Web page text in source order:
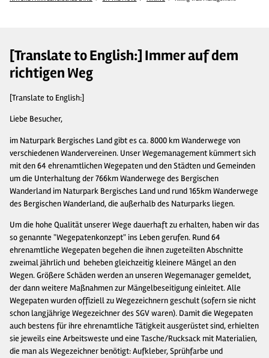
[Translate to English:] Immer auf dem
richtigen Weg
[Translate to English:]
Liebe Besucher,
im Naturpark Bergisches Land gibt es ca. 8000 km Wanderwege von
verschiedenen Wandervereinen. Unser Wegemanagement kümmert sich
mit den 64 ehrenamtlichen Wegepaten und den Städten und Gemeinden
um die Unterhaltung der 766km Wanderwege des Bergischen
Wanderland im Naturpark Bergisches Land und rund 165km Wanderwege
des Bergischen Wanderland, die außerhalb des Naturparks liegen.
Um die hohe Qualität unserer Wege dauerhaft zu erhalten, haben wir das
so genannte "Wegepatenkonzept" ins Leben gerufen. Rund 64
ehrenamtliche Wegepaten begehen die ihnen zugeteilten Abschnitte
zweimal jährlich und beheben gleichzeitig kleinere Mängel an den
Wegen. Größere Schäden werden an unseren Wegemanager gemeldet,
der dann weitere Maßnahmen zur Mängelbeseitigung einleitet. Alle
Wegepaten wurden offiziell zu Wegezeichnern geschult (sofern sie nicht
schon langjährige Wegezeichner des SGV waren). Damit die Wegepaten
auch bestens für ihre ehrenamtliche Tätigkeit ausgerüstet sind, erhielten
sie jeweils eine Arbeitsweste und eine Tasche/Rucksack mit Materialien,
die man als Wegezeichner benötigt: Aufkleber, Sprühfarbe und